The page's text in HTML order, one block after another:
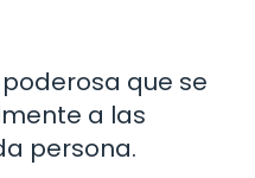
que se
a las
persona.